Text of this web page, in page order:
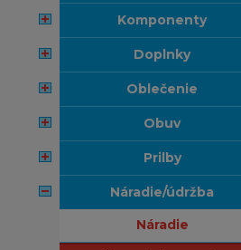
komponenty
doplnky
oblečenie
obuv
prilby
náradie/údržba
náradie